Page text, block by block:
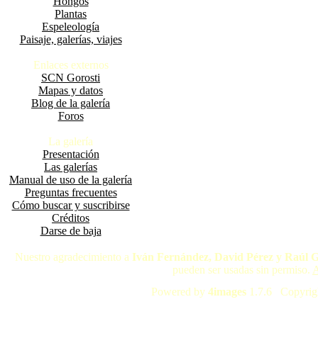
Plantas
Espeleología
Paisaje, galerías, viajes
Enlaces externos
SCN Gorosti
Mapas y datos
Blog de la galería
Foros
La galería
Presentación
Las galerías
Manual de uso de la galería
Preguntas frecuentes
Cómo buscar y suscribirse
Créditos
Darse de baja
Nuestro agradecimiento a Iván Fernández, David Pérez y Raúl
pueden ser usadas sin permiso.
Powered by 4images 1.7.6